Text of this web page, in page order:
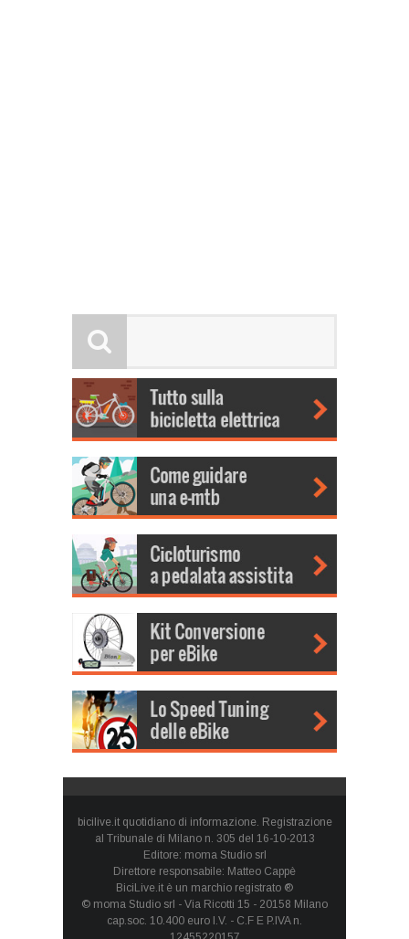
bicilive.it quotidiano di informazione. Registrazione
al Tribunale di Milano n. 305 del 16-10-2013
Editore: moma Studio srl
Direttore responsabile: Matteo Cappè
BiciLive.it è un marchio registrato ®
© moma Studio srl - Via Ricotti 15 - 20158 Milano
cap.soc. 10.400 euro I.V. - C.F E P.IVA n.